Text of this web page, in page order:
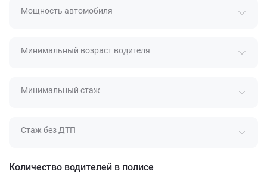
Мощность автомобиля
Минимальный возраст водителя
Минимальный стаж
Стаж без ДТП
Количество водителей в полисе